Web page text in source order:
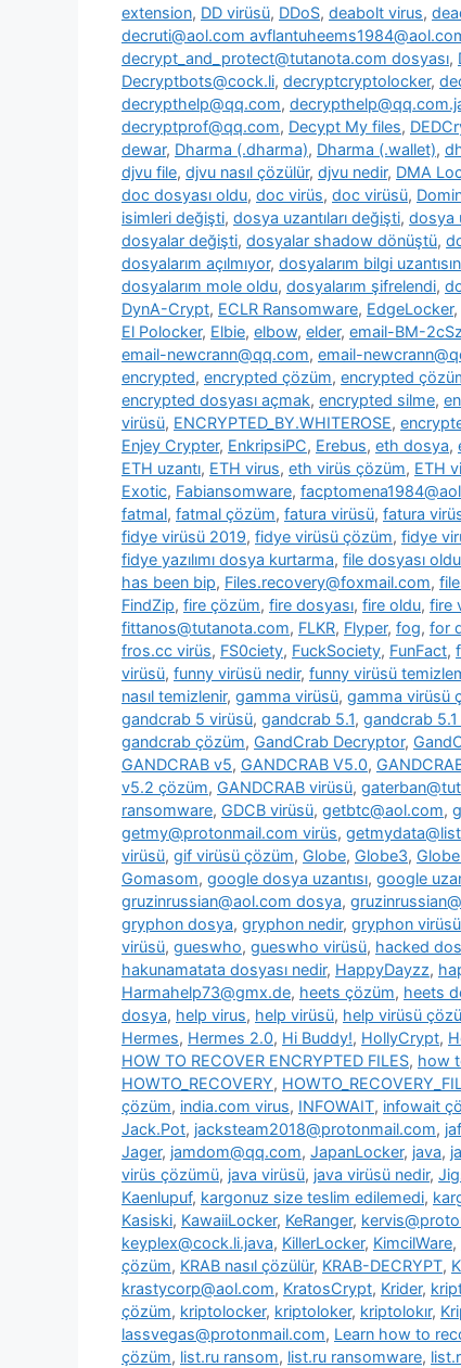
extension, DD virüsü, DDoS, deabolt virus,
decruti@aol.com
decrypt_and_protect@tutanota.com dosyası,
Decryptbots@cock.li, decryptcryptolocker,
decrypthelp@qq.com,
decryptprof@qq.com, Decypt My files,
dewar, Dharma (.dharma), Dharma (.wallet),
djvu file, djvu nasıl çözülür, djvu nedir, DMA
doc dosyası oldu, doc virüs, doc virüsü,
isimleri değişti, dosya uzantıları değişti, dosya
dosyalar değişti, dosyalar shadow dönüştü,
dosyalarım açılmıyor, dosyalarım bilgi
dosyalarım mole oldu, dosyalarım şifrelendi,
DynA-Crypt, ECLR Ransomware, EdgeLocker,
El Polocker, Elbie, elbow, elder, email-BM-
email-newcrann@qq.com, email-
encrypted, encrypted çözüm, encrypted
encrypted dosyası açmak, encrypted silme,
virüsü, ENCRYPTED_BY.WHITEROSE,
Enjey Crypter, EnkripsiPC, Erebus, eth dosya,
ETH uzantı, ETH virus, eth virüs çözüm, ETH
Exotic, Fabiansomware,
fatmal, fatmal çözüm, fatura virüsü, fatura
fidye virüsü 2019, fidye virüsü çözüm, fidye
fidye yazılımı dosya kurtarma, file dosyası oldu
has been bip, Files.recovery@foxmail.com,
FindZip, fire çözüm, fire dosyası, fire oldu, fire
fittanos@tutanota.com, FLKR, Flyper, fog, for
fros.cc virüs, FS0ciety, FuckSociety, FunFact,
virüsü, funny virüsü nedir, funny virüsü
nasıl temizlenir, gamma virüsü, gamma virüsü
gandcrab 5 virüsü, gandcrab 5.1, gandcrab 5.1
gandcrab çözüm, GandCrab Decryptor,
GANDCRAB v5, GANDCRAB V5.0,
v5.2 çözüm, GANDCRAB virüsü,
ransomware, GDCB virüsü, getbtc@aol.com,
getmy@protonmail.com virüs,
virüsü, gif virüsü çözüm, Globe, Globe3,
Gomasom, google dosya uzantısı, google
gruzinrussian@aol.com dosya,
gryphon dosya, gryphon nedir, gryphon virüsü
virüsü, gueswho, gueswho virüsü, hacked
hakunamatata dosyası nedir, HappyDayzz,
Harmahelp73@gmx.de, heets çözüm, heets
dosya, help virus, help virüsü, help virüsü
Hermes, Hermes 2.0, Hi Buddy!, HollyCrypt,
HOW TO RECOVER ENCRYPTED FILES, how
HOWTO_RECOVERY,
çözüm, india.com virus, INFOWAIT, infowait
Jack.Pot, jacksteam2018@protonmail.com,
Jager, jamdom@qq.com, JapanLocker, java,
virüs çözümü, java virüsü, java virüsü nedir,
Kaenlupuf, kargonuz size teslim edilemedi,
Kasiski, KawaiiLocker, KeRanger,
keyplex@cock.li.java, KillerLocker, KimcilWare,
çözüm, KRAB nasıl çözülür, KRAB-DECRYPT,
krastycorp@aol.com, KratosCrypt, Krider,
çözüm, kriptolocker, kriptoloker, kriptolokır,
lassvegas@protonmail.com, Learn how to
çözüm, list.ru ransom, list.ru ransomware,